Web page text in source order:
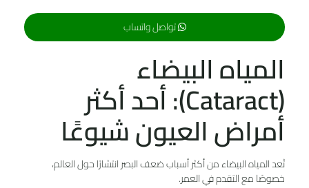
تواصل واتساب
المياه البيضاء
(Cataract): أحد أكثر
أمراض العيون شيوعًا
تُعد المياه البيضاء من أكثر أسباب ضعف البصر انتشارًا حول العالم،
خصوصًا مع التقدم في العمر.